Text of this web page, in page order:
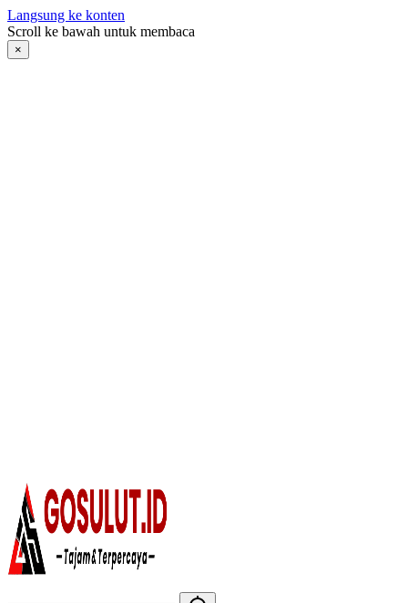
Langsung ke konten
Scroll ke bawah untuk membaca
×